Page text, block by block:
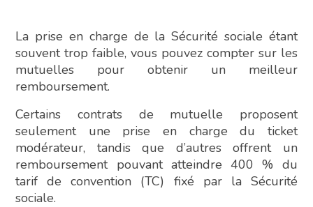
La prise en charge de la Sécurité sociale étant
souvent trop faible, vous pouvez compter sur les
mutuelles pour obtenir un meilleur
remboursement.
Certains contrats de mutuelle proposent
seulement une prise en charge du ticket
modérateur, tandis que d’autres offrent un
remboursement pouvant atteindre 400 % du
tarif de convention (TC) fixé par la Sécurité
sociale.